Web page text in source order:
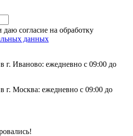
даю согласие на обработку
данных
г. Иваново: ежедневно с 09:00 до
г. Москва: ежедневно с 09:00 до